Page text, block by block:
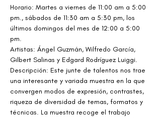
Horario: Martes a viernes de 11:00 am a 5:00
pm., sábados de 11:30 am a 5:30 pm, los
últimos domingos del mes de 12:00 a 5:00
pm.
Artistas: Ángel Guzmán, Wilfredo García,
Gilbert Salinas y Edgard Rodríguez Luiggi.
Descripción: Este junte de talentos nos trae
una interesante y variada muestra en la que
convergen modos de expresión, contrastes,
riqueza de diversidad de temas, formatos y
técnicas. La muestra recoge el trabajo